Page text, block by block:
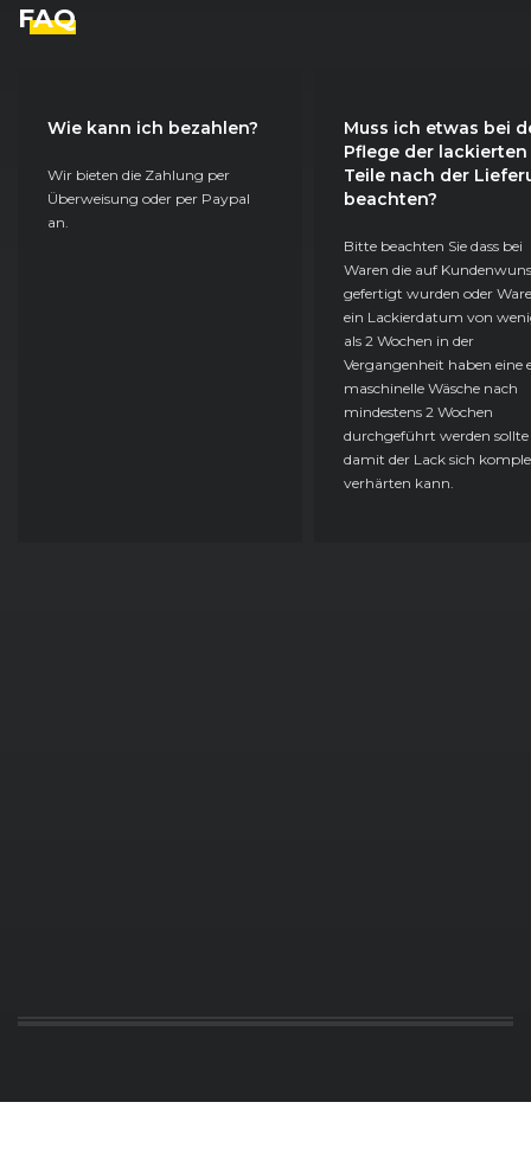
FAQ
Wie kann ich bezahlen?
Wir bieten die Zahlung per
Überweisung oder per Paypal
an.
Muss ich etwas bei
Pflege der lackierten
Teile nach der
beachten?
Bitte beachten Sie dass bei
Waren die auf
gefertigt wurden oder
ein Lackierdatum von
als 2 Wochen in der
Vergangenheit haben eine
maschinelle Wäsche nach
mindestens 2 Wochen
durchgeführt werden sollte
damit der Lack sich
verhärten kann.